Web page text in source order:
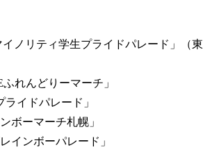
ノリティ学生プライドパレード」（東
れんどりーマーチ」
イドパレード」
ボーマーチ札幌」
インボーパレード」